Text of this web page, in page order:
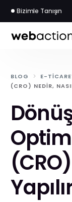
Bizimle Tanışın
BLOG E-
(CRO) NEDIR,
web